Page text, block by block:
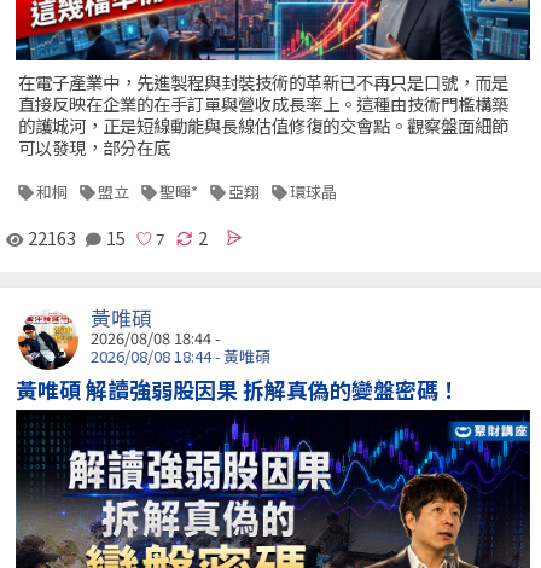
在電子產業中，先進製程與封裝技術的革新已不再只是口號，而是
直接反映在企業的在手訂單與營收成長率上。這種由技術門檻構築
的護城河，正是短線動能與長線估值修復的交會點。觀察盤面細節
可以發現，部分在底
和桐 盟立 聖暉* 亞翔 環球晶
22163 15 2
黃唯碩
2026/08/08 18:44 -
2026/08/08 18:44 - 黃唯碩
黃唯碩 解讀強弱股因果 拆解真偽的變盤密碼！